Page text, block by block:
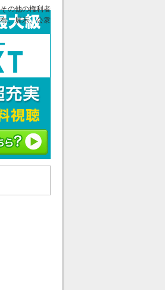
の他の権利者
、展示、公衆